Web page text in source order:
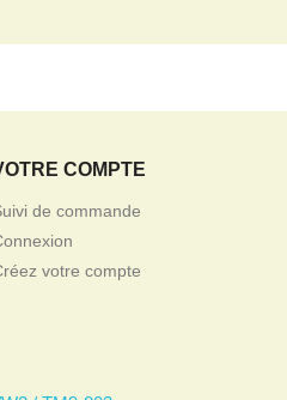
COMPTE
de commande
votre compte